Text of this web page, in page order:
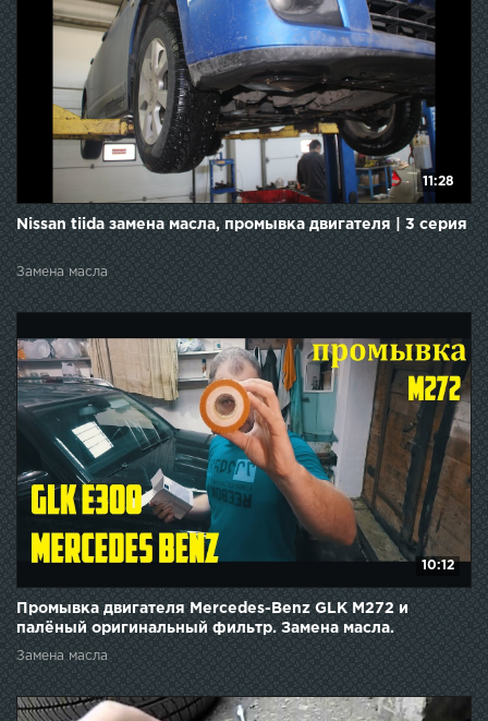
11:28
Nissan tiida замена масла, промывка двигателя | 3 серия
Замена масла
10:12
Промывка двигателя Mercedes-Benz GLK M272 и
палёный оригинальный фильтр. Замена масла.
Замена масла